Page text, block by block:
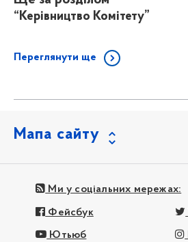
“Керівництво Комітету”
Переглянути ще
Мапа сайту
Ми у соціальних мережах:
Фейсбук
Ютьюб